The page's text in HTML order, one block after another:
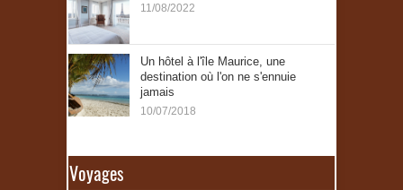
11/08/2022
Un hôtel à l'île Maurice, une
destination où l'on ne s'ennuie
jamais
10/07/2018
Voyages